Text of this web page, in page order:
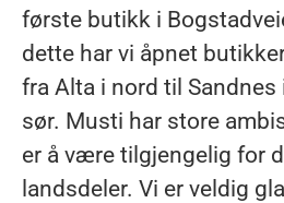
første butikk i
dette har vi åpnet
fra Alta i nord til Sandnes
sør. Musti har store
er å være tilgjengelig for
landsdeler. Vi er veldig